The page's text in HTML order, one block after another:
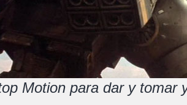
Motion para dar y tomar